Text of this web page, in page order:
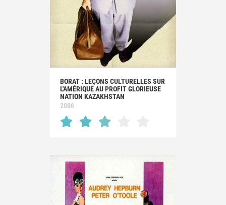
BORAT : LEÇONS CULTURELLES SUR
L'AMÉRIQUE AU PROFIT GLORIEUSE
NATION KAZAKHSTAN
2006